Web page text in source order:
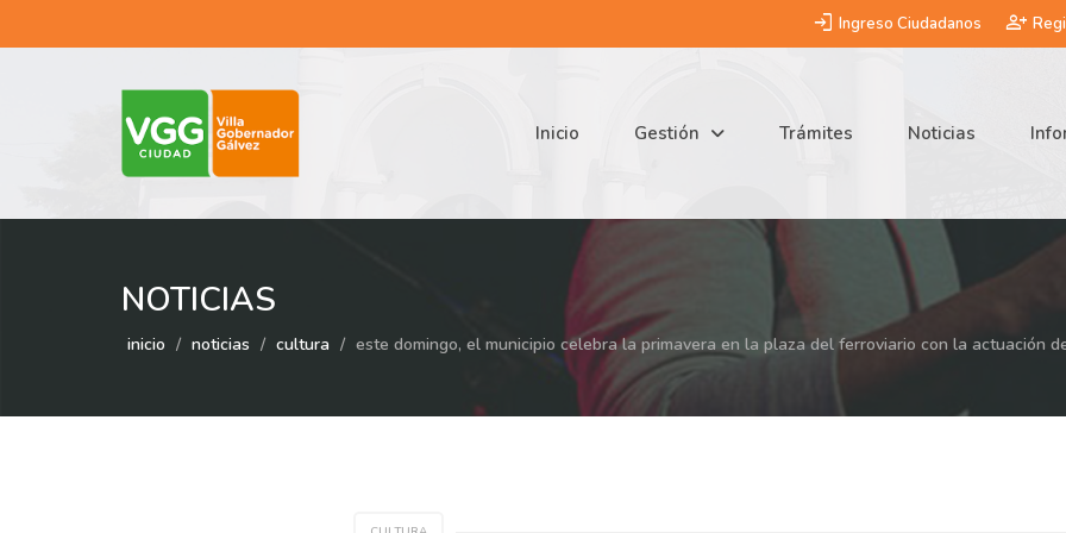
login Ingreso Ciudadanos person_add
Inicio Gestión Trámites Noticias
NOTICIAS
inicio noticias cultura este domingo, el municipio celebra la primavera en la plaza del ferroviario con la actuación